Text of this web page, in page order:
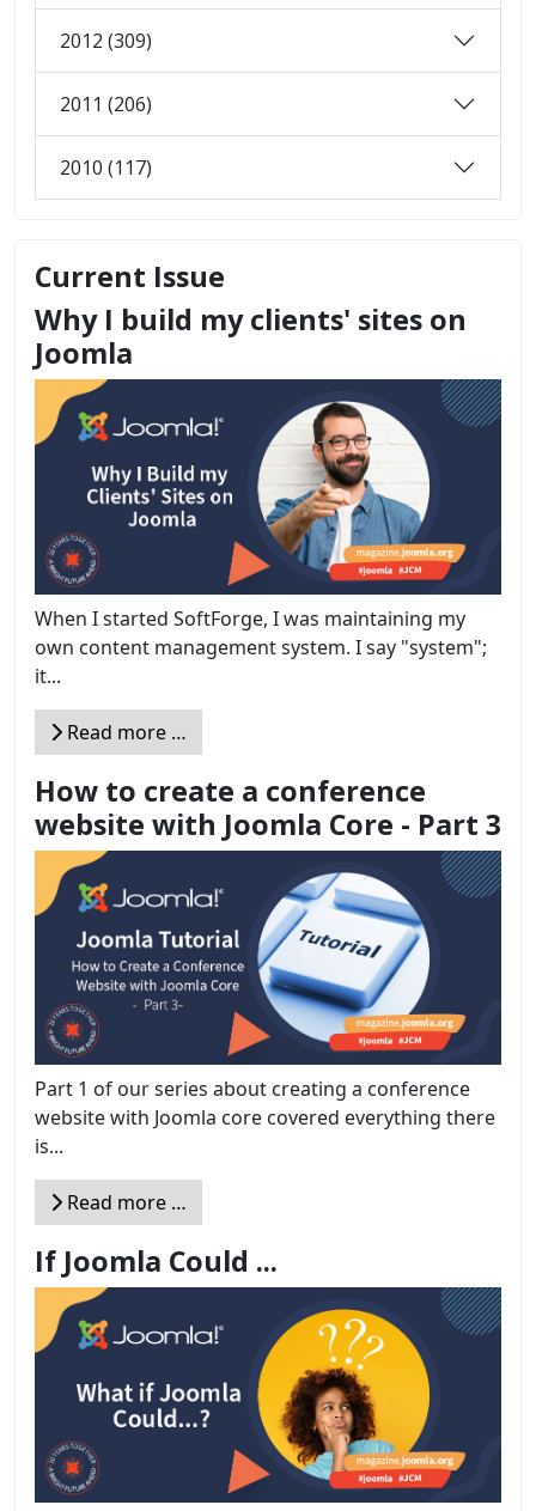
2012 (309)
2011 (206)
2010 (117)
Current Issue
Why I build my clients' sites on
Joomla
When I started SoftForge, I was maintaining my
own content management system. I say "system";
it...
Read more …
How to create a conference
website with Joomla Core - Part 3
Part 1 of our series about creating a conference
website with Joomla core covered everything there
is...
Read more …
If Joomla Could ...